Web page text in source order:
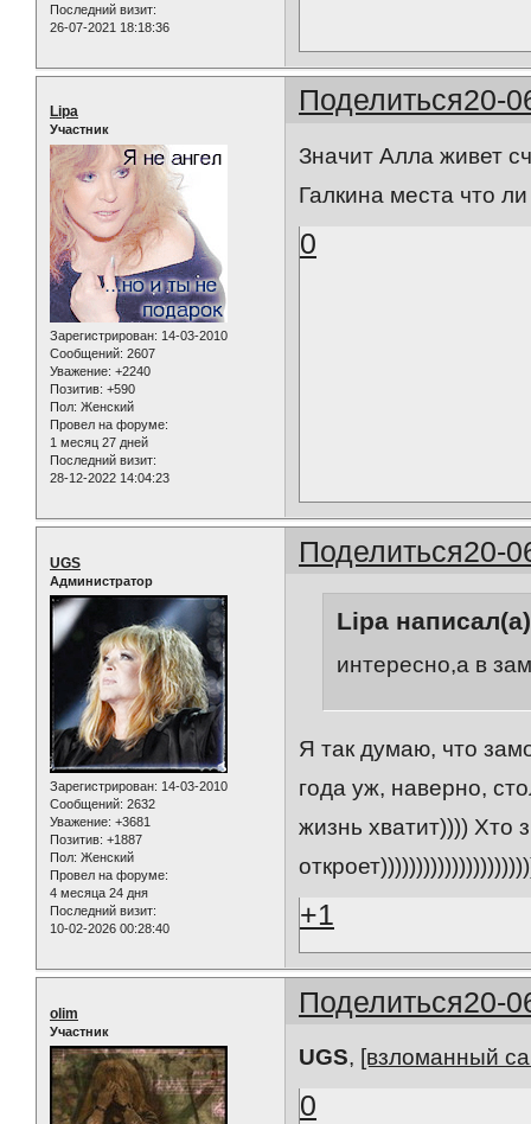
Последний визит:
26-07-2021 18:18:36
Поделиться20-
Lipa
Участник
Зарегистрирован: 14-03-2010
Сообщений: 2607
Уважение: +2240
Позитив: +590
Пол: Женский
Провел на форуме:
1 месяц 27 дней
Последний визит:
28-12-2022 14:04:23
Значит Алла живет
Галкина места что
0
Поделиться20-
UGS
Администратор
Зарегистрирован: 14-03-2010
Сообщений: 2632
Уважение: +3681
Позитив: +1887
Пол: Женский
Провел на форуме:
4 месяца 24 дня
Последний визит:
10-02-2026 00:28:40
Lipa
интересно,а в
Я так думаю, что
года уж, наверно,
жизнь хватит)))) Хто
+1
Поделиться20-
olim
Участник
UGS, [взломанный
0